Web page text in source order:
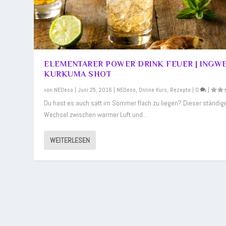
ELEMENTARER POWER DRINK FEUER |
KURKUMA SHOT
von NEOeso |Juni 25, 2016 | NEOeso, Online Kurs, Rezepte | 0 |
Du hast es auch satt im Sommer flach zu liegen? Dieser
Wechsel zwischen warmer Luft und...
WEITERLESEN